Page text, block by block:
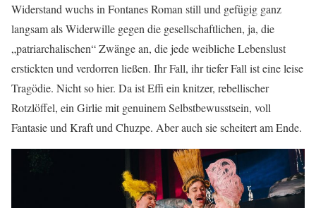
Widerstand wuchs in Fontanes Roman still und gefügig ganz
langsam als Widerwille gegen die gesellschaftlichen, ja, die
„patriarchalischen“ Zwänge an, die jede weibliche Lebenslust
erstickten und verdorren ließen. Ihr Fall, ihr tiefer Fall ist eine leise
Tragödie. Nicht so hier. Da ist Effi ein knitzer, rebellischer
Rotzlöffel, ein Girlie mit genuinem Selbstbewusstsein, voll
Fantasie und Kraft und Chuzpe. Aber auch sie scheitert am Ende.